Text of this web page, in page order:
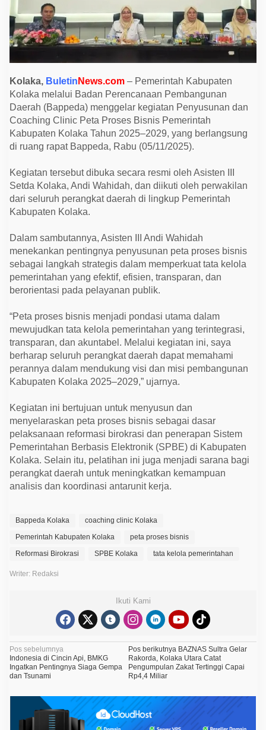
B
i
n
e
r
p
a
d
u
u
n
t
W
u
u
P
B
E
E
t
i
f
d
a
A
k
t
b
e
Kolaka, Buletin News.com – Pemerintah Kabupaten
Kolaka melalui Badan Perencanaan Pembangunan
Daerah (Bappeda) menggelar kegiatan Penyusunan dan
Coaching Clinic Peta Proses Bisnis Pemerintah
Kabupaten Kolaka Tahun 2025–2029, yang berlangsung
di ruang rapat Bappeda, Rabu (05/11/2025).
Kegiatan tersebut dibuka secara resmi oleh Asisten III
Setda Kolaka, Andi Wahidah, dan diikuti oleh perwakilan
dari seluruh perangkat daerah di lingkup Pemerintah
Kabupaten Kolaka.
Dalam sambutannya, Asisten III Andi Wahidah
menekankan pentingnya penyusunan peta proses bisnis
sebagai langkah strategis dalam memperkuat tata kelola
pemerintahan yang efektif, efisien, transparan, dan
berorientasi pada pelayanan publik.
“Peta proses bisnis menjadi pondasi utama dalam
mewujudkan tata kelola pemerintahan yang terintegrasi,
transparan, dan akuntabel. Melalui kegiatan ini, saya
berharap seluruh perangkat daerah dapat memahami
perannya dalam mendukung visi dan misi pembangunan
Kabupaten Kolaka 2025–2029,” ujarnya.
Kegiatan ini bertujuan untuk menyusun dan
menyelaraskan peta proses bisnis sebagai dasar
pelaksanaan reformasi birokrasi dan penerapan Sistem
Pemerintahan Berbasis Elektronik (SPBE) di Kabupaten
Kolaka. Selain itu, pelatihan ini juga menjadi sarana bagi
perangkat daerah untuk meningkatkan kemampuan
analisis dan koordinasi antarunit kerja.
Bappeda Kolaka
coaching clinic Kolaka
Pemerintah Kabupaten Kolaka
peta proses bisnis
Reformasi Birokrasi
SPBE Kolaka tata kelola pemerintahan
Writer: Redaksi
Ikuti Kami
N
a
v
i
Pos sebelumnya
Indonesia di Cincin Api, BMKG
Ingatkan Pentingnya Siaga Gempa
dan Tsunami
Pos berikutnyaBAZNAS Sultra Gelar
Rakorda, Kolaka Utara Catat
Pengumpulan Zakat Tertinggi Capai
Rp4,4 Miliar